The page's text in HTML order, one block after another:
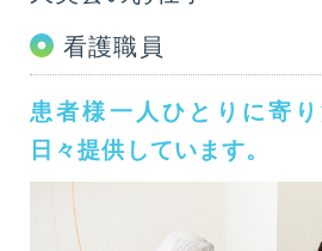
相談窓口
交通アクセス
久英会について
看護職員
患者様一人ひとりに寄り
日々提供しています。